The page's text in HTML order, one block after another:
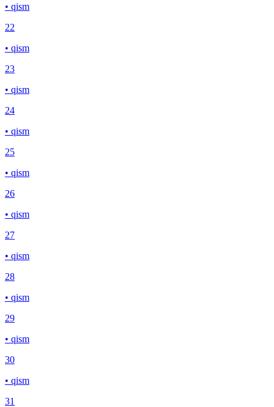
• qism
22
• qism
23
• qism
24
• qism
25
• qism
26
• qism
27
• qism
28
• qism
29
• qism
30
• qism
31